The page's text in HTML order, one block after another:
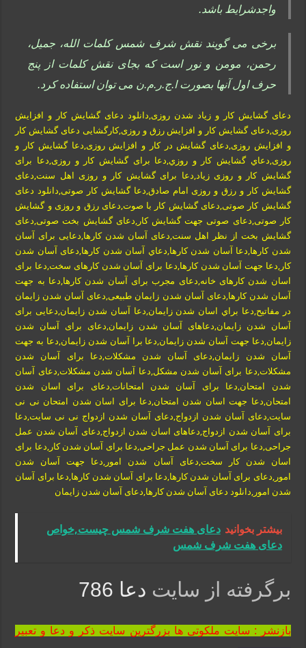
واجدشرایط باشد.
برخی می گویند نقش شرف شمس کلمات الله، جمیل،
رحمن، مومن و نور است که بجای نقش کلمات از پنج
حرف اول آنها بصورت ا.ج.ر.م.ن می توان استفاده کرد.
دعای گشایش کار و زیاد شدن روزی,دانلود دعای گشایش کار و افزایش
روزی,دعای گشایش کار و افزایش رزق و روزی,کارگشایی دعای گشایش کار
و افزایش روزی,دعای گشایش در کار و افزایش روزی,دعا گشایش کار و
روزی,دعاي گشايش كار و روزي,دعا برای گشایش کار و روزی,دعا برای
گشایش کار و روزی زیاد,دعا برای گشایش کار و روزی اهل سنت,دعای
گشایش کار و رزق و روزی امام صادق,دعا گشایش کار صوتی,دانلود دعای
گشایش کار صوتی,دعای گشایش کار با صوت,دعای رزق و روزی و گشایش
کار صوتی,دعای صوتی جهت گشایش کار,دعای گشایش بخت صوتی,دعای
گشایش بخت از نظر اهل سنت,دعای آسان شدن کارها,دعایی برای آسان
شدن کارها,دعا آسان شدن کارها,دعاي آسان شدن كارها,دعای آسان شدن
کار,دعا جهت آسان شدن کارها,دعا برای آسان شدن کارهای سخت,دعا برای
اسان شدن کارهای خانه,دعای مجرب برای آسان شدن کارها,دعا به جهت
آسان شدن کارها,دعای آسان شدن زایمان طبیعی,دعای آسان شدن زایمان
در مفاتیح,دعا براي اسان شدن زايمان,دعا آسان شدن زایمان,دعایی برای
آسان شدن زایمان,دعاهای آسان شدن زایمان,دعای برای آسان شدن
زایمان,دعا جهت آسان شدن زایمان,دعا برا آسان شدن زایمان,دعا به جهت
آسان شدن زایمان,دعای آسان شدن مشکلات,دعا برای آسان شدن
مشکلات,دعا برای آسان شدن مشکل,دعا آسان شدن مشکلات,دعای آسان
شدن امتحان,دعا برای آسان شدن امتحانات,دعای برای اسان شدن
امتحان,دعا جهت اسان شدن امتحان,دعا برای اسان شدن امتحان نی نی
سایت,دعای آسان شدن ازدواج,دعای آسان شدن ازدواج نی نی سایت,دعا
برای آسان شدن ازدواج,دعاهای اسان شدن ازدواج,دعای آسان شدن عمل
جراحی,دعا برای آسان شدن عمل جراحی,دعا برای آسان شدن کار,دعا برای
اسان شدن کار سخت,دعای آسان شدن امور,دعا جهت آسان شدن
امور,دعای برای آسان شدن کارها,دعا برای آسان شدن کارها,دعا برای آسان
شدن امور,دانلود دعای آسان شدن کارها,دعای آسان شدن زایمان
بیشتر بخوانید دعای هفت شرف شمس چیست,خواص
دعای هفت شرف شمس
برگرفته از سایت دعا 786
بازنشر : سایت ملکوتی ها بزرگترین سایت ذکر و دعا و تعبیر